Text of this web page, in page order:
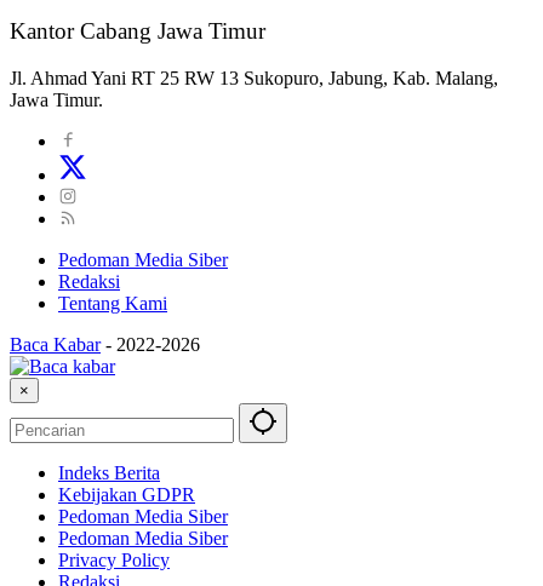
Kantor Cabang Jawa Timur
Jl. Ahmad Yani RT 25 RW 13 Sukopuro, Jabung, Kab. Malang,
Jawa Timur.
Pedoman Media Siber
Redaksi
Tentang Kami
Baca Kabar - 2022-2026
×
Indeks Berita
Kebijakan GDPR
Pedoman Media Siber
Pedoman Media Siber
Privacy Policy
Redaksi